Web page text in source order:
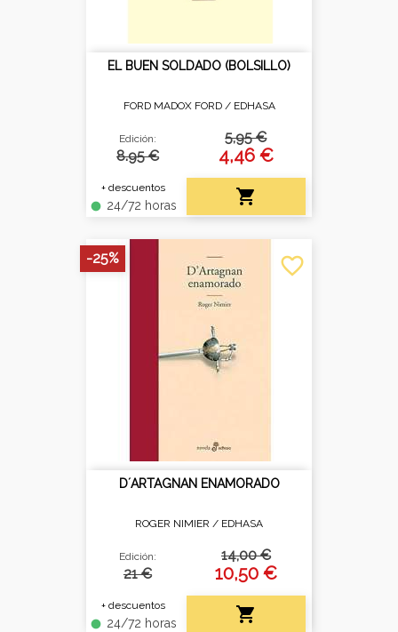
EL BUEN SOLDADO (BOLSILLO)
FORD MADOX FORD / EDHASA
Edición:
8.95 €
+ descuentos
fiber_manual_record 24/72 horas
5,95 €
4,46 €

D´ARTAGNAN ENAMORADO
ROGER NIMIER / EDHASA
Edición:
21 €
+ descuentos
fiber_manual_record 24/72 horas
14,00 €
10,50 €

favorite_border
-25%